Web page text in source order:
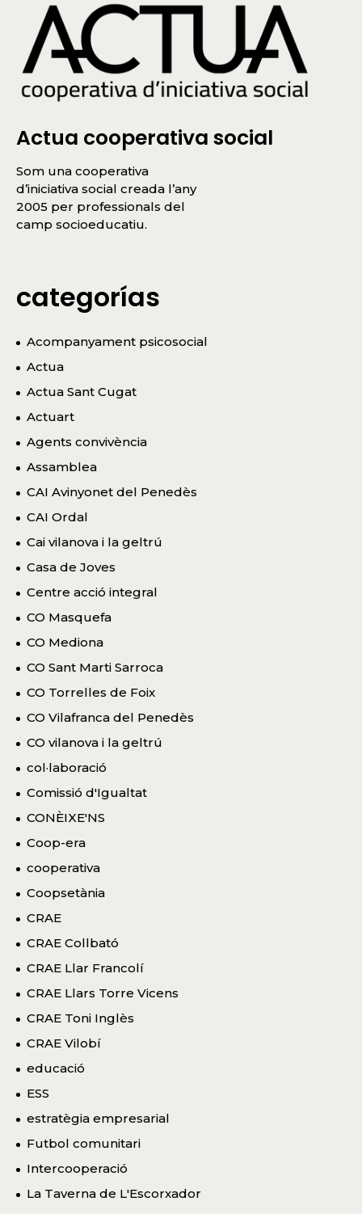
Actua cooperativa social
Som una cooperativa
d’iniciativa social creada l’any
2005 per professionals del
camp socioeducatiu.
categorías
Acompanyament psicosocial
Actua
Actua Sant Cugat
Actuart
Agents convivència
Assamblea
CAI Avinyonet del Penedès
CAI Ordal
Cai vilanova i la geltrú
Casa de Joves
Centre acció integral
CO Masquefa
CO Mediona
CO Sant Marti Sarroca
CO Torrelles de Foix
CO Vilafranca del Penedès
CO vilanova i la geltrú
col·laboració
Comissió d'Igualtat
CONÈIXE'NS
Coop-era
cooperativa
Coopsetània
CRAE
CRAE Collbató
CRAE Llar Francolí
CRAE Llars Torre Vicens
CRAE Toni Inglès
CRAE Vilobí
educació
ESS
estratègia empresarial
Futbol comunitari
Intercooperació
La Taverna de L'Escorxador